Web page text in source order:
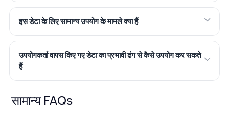
इस डेटा के लिए सामान्य उपयोग के मामले क्या हैं
उपयोगकर्ता वापस किए गए डेटा का प्रभावी ढंग से कैसे उपयोग कर सकते
हैं
सामान्य FAQs